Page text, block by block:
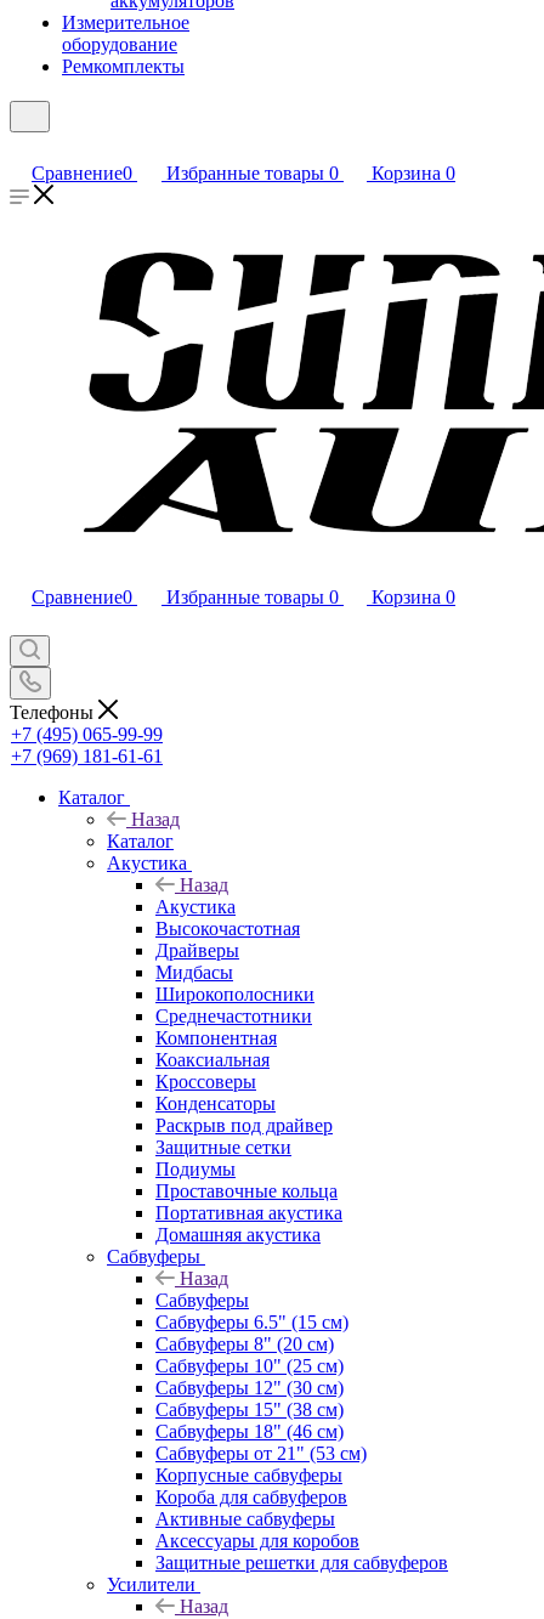
Измерительное
оборудование
Ремкомплекты
Сравнение0 Избранные товары 0 Корзина 0
Сравнение0 Избранные товары 0 Корзина 0
Телефоны
+7 (495) 065-99-99
+7 (969) 181-61-61
Каталог
Назад
Каталог
Акустика
Назад
Акустика
Высокочастотная
Драйверы
Мидбасы
Широкополосники
Среднечастотники
Компонентная
Коаксиальная
Кроссоверы
Конденсаторы
Раскрыв под драйвер
Защитные сетки
Подиумы
Проставочные кольца
Портативная акустика
Домашняя акустика
Сабвуферы
Назад
Сабвуферы
Сабвуферы 6.5" (15 см)
Сабвуферы 8" (20 см)
Сабвуферы 10" (25 см)
Сабвуферы 12" (30 см)
Сабвуферы 15" (38 см)
Сабвуферы 18" (46 см)
Сабвуферы от 21" (53 см)
Корпусные сабвуферы
Короба для сабвуферов
Активные сабвуферы
Аксессуары для коробов
Защитные решетки для сабвуферов
Усилители
Назад